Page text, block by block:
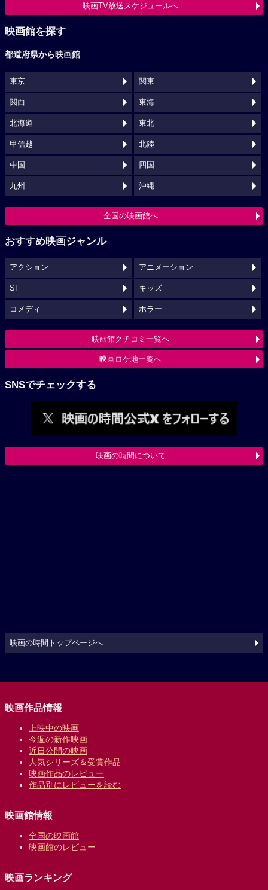
映画TV放送スケジュールへ
映画館を探す
都道府県から映画館
東京 関東
関西 東海
北海道 東北
甲信越 北陸
中国 四国
九州 沖縄
全国の映画館へ
おすすめ映画ジャンル
アクション アニメーション
SF キッズ
コメディ ホラー
映画館クチコミ一覧へ
映画ロケ地一覧へ
SNSでチェックする
映画の時間について
映画の時間トップページへ
映画作品情報
上映中の映画
今週の新作映画
近日公開の映画
人気シリーズ＆受賞作品
映画作品のレビュー
作品別にレビューを読む
映画館情報
全国の映画館
映画館のレビュー
映画ランキング